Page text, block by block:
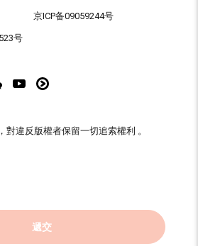
遞交
京ICP备09059244号
号
對違反版權者保留一切追索權利 。